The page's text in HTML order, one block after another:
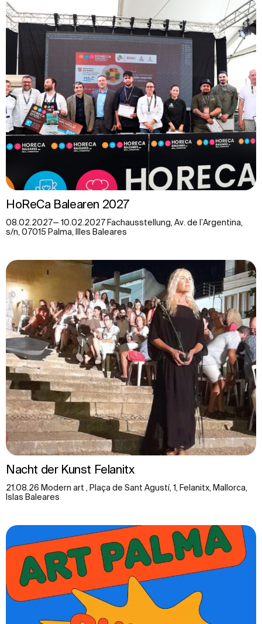
HoReCa Balearen 2027
08.02.2027— 10.02.2027 Fachausstellung, Av. de l’Argentina,
s/n, 07015 Palma, Illes Baleares
Nacht der Kunst Felanitx
21.08.26 Modern art , Plaça de Sant Agustí, 1, Felanitx, Mallorca,
Islas Baleares